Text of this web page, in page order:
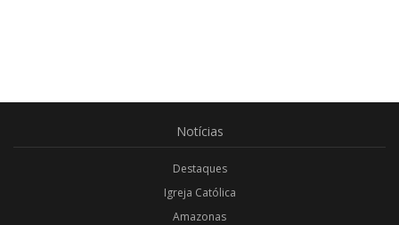
Notícias
Destaques
Igreja Católica
Amazonas